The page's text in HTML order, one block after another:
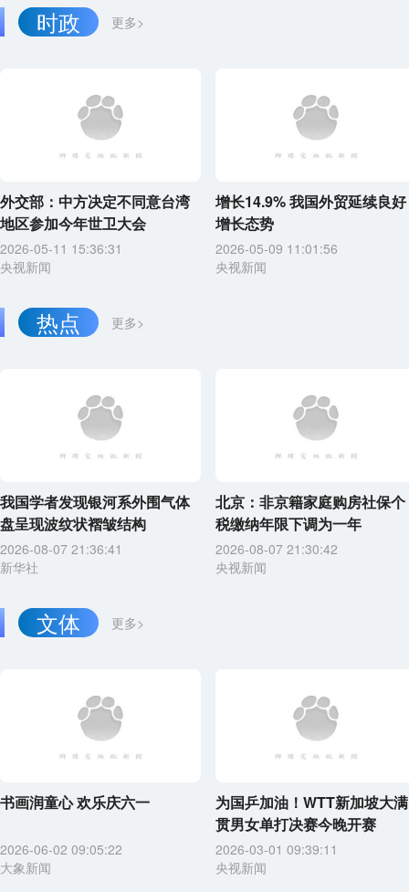
更多>
时政
外交部：中方决定不同意台湾
地区参加今年世卫大会
2026-05-11 15:36:31
央视新闻
增长14.9% 我国外贸延续良好
增长态势
2026-05-09 11:01:56
央视新闻
更多>
热点
我国学者发现银河系外围气体
盘呈现波纹状褶皱结构
2026-08-07 21:36:41
新华社
北京：非京籍家庭购房社保个
税缴纳年限下调为一年
2026-08-07 21:30:42
央视新闻
更多>
文体
书画润童心 欢乐庆六一
2026-06-02 09:05:22
大象新闻
为国乒加油！WTT新加坡大满
贯男女单打决赛今晚开赛
2026-03-01 09:39:11
央视新闻